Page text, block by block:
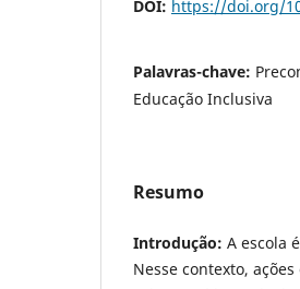
DOI: https://doi.org/
Palavras-chave:
Educação Inclusiva
Resumo
Introdução: A escola
Nesse contexto,